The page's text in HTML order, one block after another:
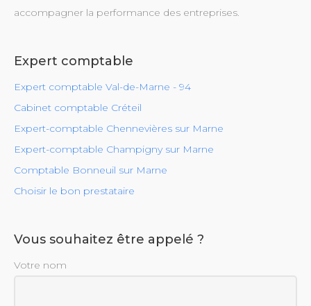
accompagner la performance des entreprises.
Expert comptable
Expert comptable Val-de-Marne - 94
Cabinet comptable Créteil
Expert-comptable Chennevières sur Marne
Expert-comptable Champigny sur Marne
Comptable Bonneuil sur Marne
Choisir le bon prestataire
Vous souhaitez être appelé ?
Votre nom